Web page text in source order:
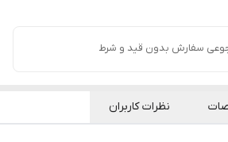
سفارش بدون قید و شرط
نظرات کاربران